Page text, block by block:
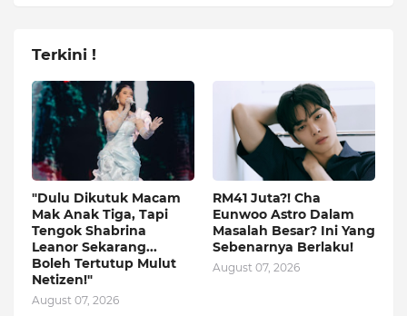
Terkini !
"Dulu Dikutuk Macam
Mak Anak Tiga, Tapi
Tengok Shabrina
Leanor Sekarang...
Boleh Tertutup Mulut
Netizen!"
August 07, 2026
RM41 Juta?! Cha
Eunwoo Astro Dalam
Masalah Besar? Ini Yang
Sebenarnya Berlaku!
August 07, 2026